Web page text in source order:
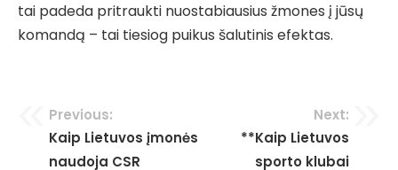
tai padeda pritraukti nuostabiausius žmones į jūsų
komandą – tai tiesiog puikus šalutinis efektas.
Navigacija
tarp
Previous:
Kaip Lietuvos įmonės
naudoja CSR
Next:
**Kaip Lietuvos
sporto klubai